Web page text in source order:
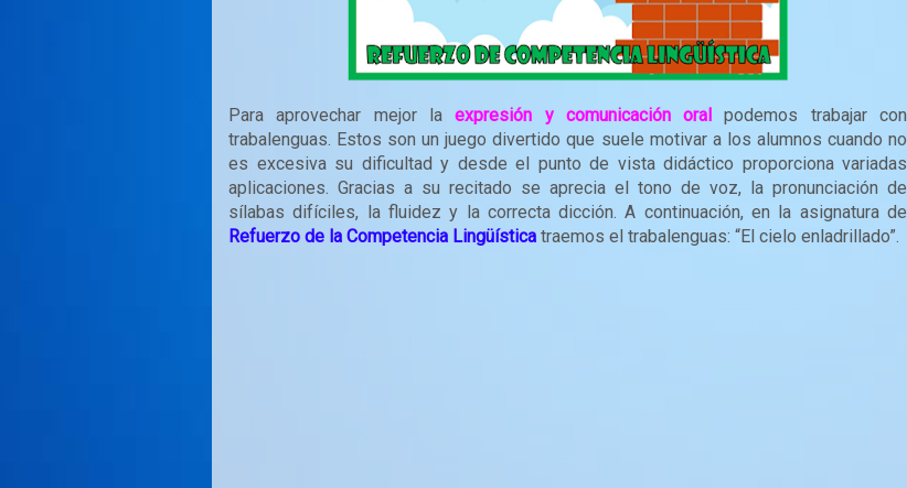
Para aprovechar mejor laexpresión y comunicación oral podemos trabajar con
trabalenguas. Estos son un juego divertido que suele motivar a los alumnos cuando no
es excesiva su dificultad y desde el punto de vista didáctico proporciona variadas
aplicaciones. Gracias a su recitado se aprecia el tono de voz, la pronunciación de
sílabas difíciles, la fluidez y la correcta dicción. A continuación, en la asignatura de
Refuerzo de la Competencia Lingüística traemos el trabalenguas: “El cielo enladrillado”.